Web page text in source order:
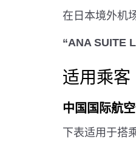
在日本境外机
“ANA SUITE
适用乘客
中国国际航空
下表适用于搭